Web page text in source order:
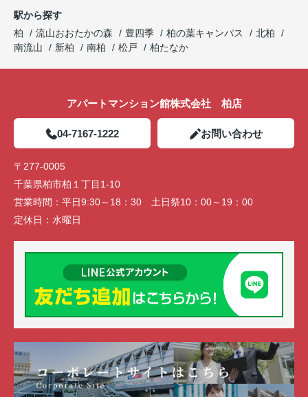
駅から探す
柏
流山おおたかの森 豊四季 柏の葉キャンパス
北柏
南流山
新柏 南柏 松戸 柏たなか
アパートマンション館株式会社 柏店
04-7167-1222 お問い合わせ
〒277-0005
千葉県柏市柏１丁目1-10
営業時間： 平日9:30～18：30 土日祭10：00～19：00
定休日： 水曜日